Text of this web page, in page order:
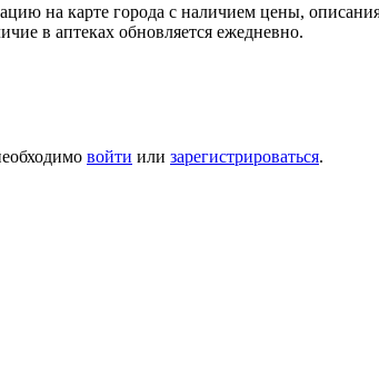
на карте города с наличием цены,
в аптеках обновляется ежедневно.
войти или зарегистрироваться.